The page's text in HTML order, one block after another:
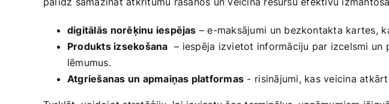
digitālās⁣ norēķinu iespējas – e-maksājumi ⁣un bezkontakta kartes,⁤
Produkts izsekošana
– iespēja izvietot informāciju par izcelsmi​
lēmumus.
Atgriešanas un apmaiņas platformas -⁤ risinājumi,⁢ kas veicina